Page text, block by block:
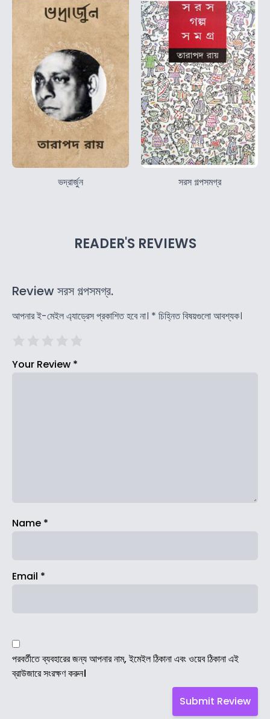
ভদ্রার্জুন সরস গল্পসমগ্র
READER'S REVIEWS
Review সরস গল্পসমগ্র.
আপনার ই-মেইল এ্যাড্রেস প্রকাশিত হবে না। * চিহ্নিত বিষয়গুলো আবশ্যক।
Your Review *
Name *
Email *
পরবর্তীতে ব্যবহারের জন্য আপনার নাম, ইমেইল ঠিকানা এবং ওয়েব ঠিকানা এই
ব্রাউজারে সংরক্ষণ করুন।